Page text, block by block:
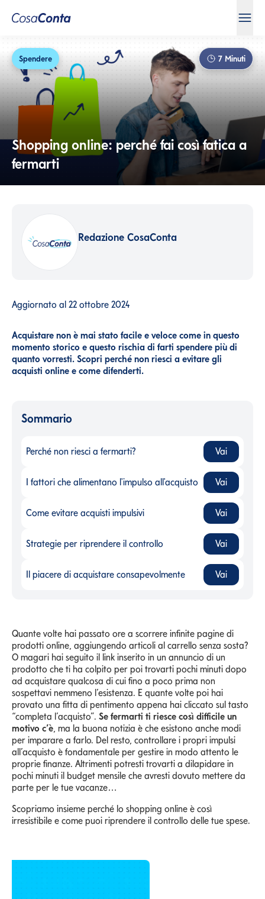
Spendere 7 Minuti
Shopping online: perché fai così fatica a
fermarti
Redazione CosaConta
Aggiornato al 22 ottobre 2024
Acquistare non è mai stato facile e veloce come in questo
momento storico e questo rischia di farti spendere più di
quanto vorresti. Scopri perché non riesci a evitare gli
acquisti online e come difenderti.
Sommario
Perché non riesci a fermarti?
Perché non riesci a fermarti? Vai
I fattori che alimentano l'impulso all'acquisto -
I fattori che alimentano l'impulso all'acquisto Vai
Come evitare acquisti impulsivi-
Come evitare acquisti impulsivi Vai
Strategie per riprendere il controllo
Strategie per riprendere il controllo Vai
Il piacere di acquistare consapevolmente-
Il piacere di acquistare consapevolmente Vai
Quante volte hai passato ore a scorrere infinite pagine di
prodotti online, aggiungendo articoli al carrello senza sosta?
O magari hai seguito il link inserito in un annuncio di un
prodotto che ti ha colpito per poi trovarti pochi minuti dopo
ad acquistare qualcosa di cui fino a poco prima non
sospettavi nemmeno l’esistenza. E quante volte poi hai
provato una fitta di pentimento appena hai cliccato sul tasto
“completa l’acquisto”. Se fermarti ti riesce così difficile un
motivo c’è , ma la buona notizia è che esistono anche modi
per imparare a farlo. Del resto, controllare i propri impulsi
all’acquisto è fondamentale per gestire in modo attento le
proprie finanze. Altrimenti potresti trovarti a dilapidare in
pochi minuti il budget mensile che avresti dovuto mettere da
parte per le tue vacanze…
Scopriamo insieme perché lo shopping online è così
irresistibile e come puoi riprendere il controllo delle tue spese.